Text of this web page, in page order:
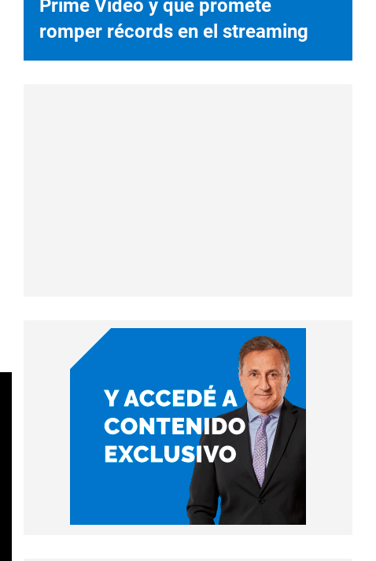
Prime Video y que promete
romper récords en el streaming